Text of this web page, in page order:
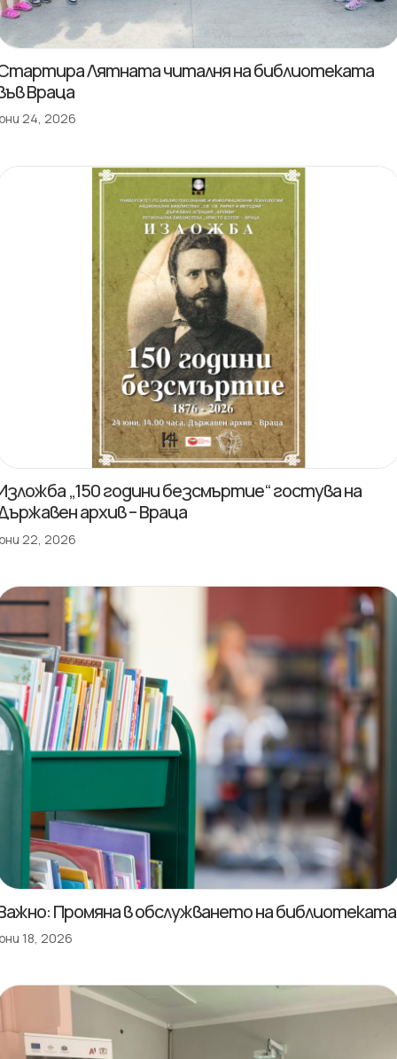
Лятната читалня на библиотеката
Враца
24, 2026
„150 години безсмъртие“ гостува на
архив – Враца
22, 2026
Промяна в обслужването на библиотеката
18, 2026